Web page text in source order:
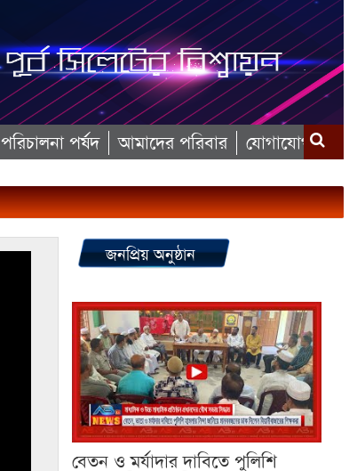
পরিচালনা পর্ষদ আমাদের পরিবার যোগাযোগ
জনপ্রিয় অনুষ্ঠান
বেতন ও মর্যাদার দাবিতে পুলিশি